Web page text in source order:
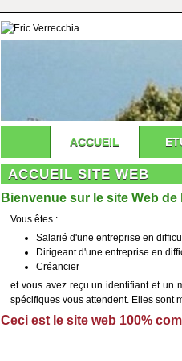
ACCUEIL
ACCUEIL SITE WEB
Bienvenue sur le site Web
Vous êtes :
Salarié d'une entreprise en
Dirigeant d'une entreprise en
Créancier
et vous avez reçu un identifiant et un
spécifiques vous attendent. Elles sont
Ceci est le site web 100%